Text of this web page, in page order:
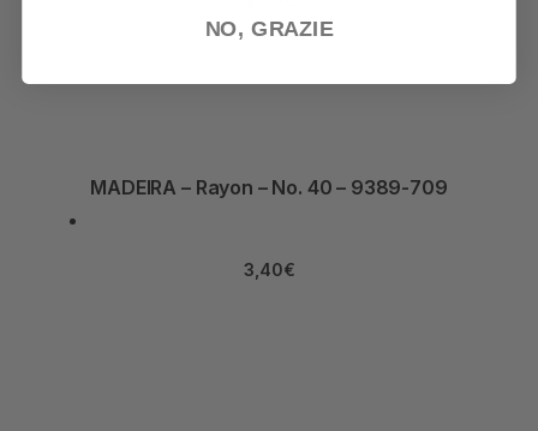
MADEIRA – Rayon – No. 40 – 9389-709
3,40€
NO, GRAZIE